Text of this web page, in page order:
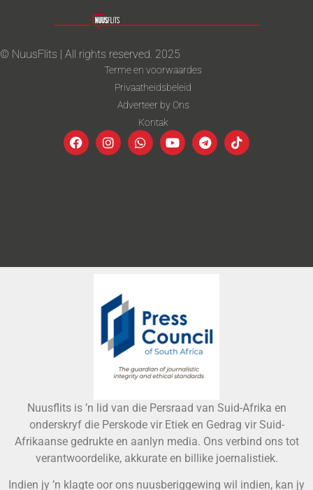
© NuusFlits | All rights reserved. 2025
Terme en voorwaardes
Privaatheidsbeleid
Adverteer by Ons
Kontak
Nuusflits is ’n lid van die Persraad van Suid-Afrika en
onderskryf die Perskode vir Etiek en Gedrag vir Suid-
Afrikaanse gedrukte en aanlyn media. Ons verbind ons tot
verantwoordelike, akkurate en billike joernalistiek.
Indien jy ’n klagte oor ons nuusberiggewing wil indien, kan jy